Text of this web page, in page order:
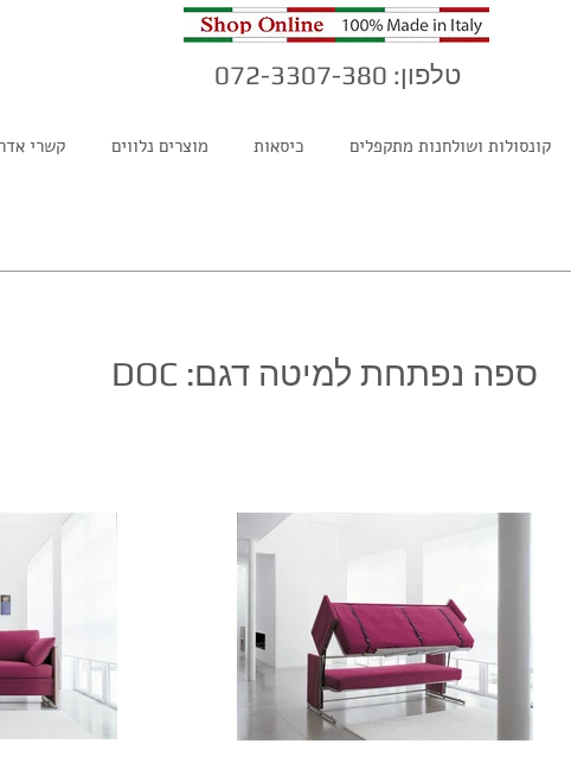
טלפון: 072-3307-380
קשרי מוצרים נלווים כיסאות קונסולות ושולחנות מתקפלים
ספה נפתחת למיטה דגם: DOC